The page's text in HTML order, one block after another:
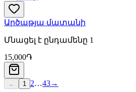
Արծաթյա մատանի
Մնացել է ընդամենը 1
15,000֏
← 1 2…43→